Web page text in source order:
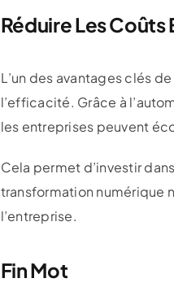
Réduire Les
L’un des avantages clés
l’efficacité. Grâce à
les entreprises peuvent
Cela permet d’investir
transformation numérique
l’entreprise.
Fin Mot